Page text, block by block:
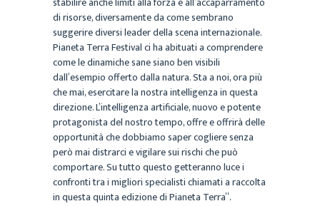
di risorse, diversamente da come sembrano
suggerire diversi leader della scena internazionale.
Pianeta Terra Festival ci ha abituati a comprendere
come le dinamiche sane siano ben visibili
dall’esempio offerto dalla natura. Sta a noi, ora più
che mai, esercitare la nostra intelligenza in questa
direzione. L’intelligenza artificiale, nuovo e potente
protagonista del nostro tempo, offre e offrirà delle
opportunità che dobbiamo saper cogliere senza
però mai distrarci e vigilare sui rischi che può
comportare. Su tutto questo getteranno luce i
confronti tra i migliori specialisti chiamati a raccolta
in questa quinta edizione di Pianeta Terra”.